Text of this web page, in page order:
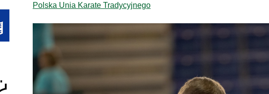
Polska Unia Karate Tradycyjnego